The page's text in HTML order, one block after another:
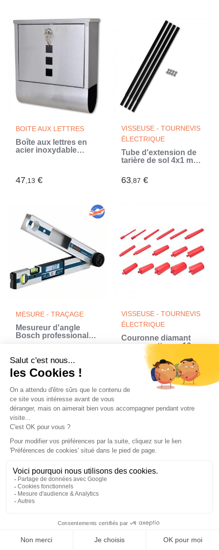
BOITE AUX LETTRES
Boîte aux lettres en
acier inoxydable
47,13 €
VISSEUSE - TOURNEVIS
ÉLECTRIQUE
Tube d'extension de
tarière de sol 4x1 m
Acier
63,87 €
MESURE - TRAÇAGE
Mesureur d'angle
Bosch professional
235 €
VISSEUSE - TOURNEVIS
ÉLECTRIQUE
Couronne diamant
pour carotteuse 16
pièces (Blanc)
€
ARMOIRE - ÉTAGÈRE
SPACESAVER 35
haute 1 Porte avec
Bosch Professional
GST 18V-125 B - 18V -
Bleu - Sauteuse &
Pendulaire - Bois